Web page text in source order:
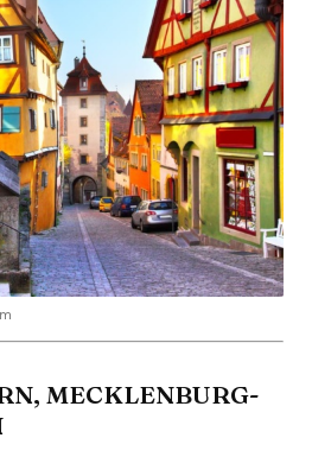
MECKLENBURG-